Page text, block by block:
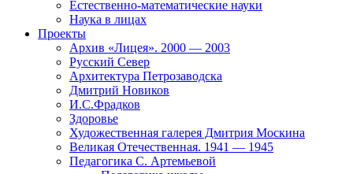
Естественно-математические науки
Наука в лицах
Проекты
Архив «Лицея». 2000 — 2003
Русский Север
Архитектура Петрозаводска
Дмитрий Новиков
И.С.Фрадков
Здоровье
Художественная галерея Дмитрия Москина
Великая Отечественная. 1941 — 1945
Педагогика С. Артемьевой